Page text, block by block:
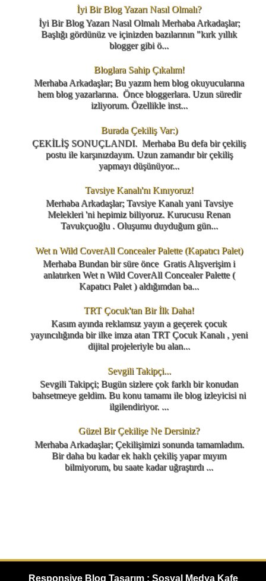
İyi Bir Blog Yazarı Nasıl Olmalı?
İyi Bir Blog Yazarı Nasıl Olmalı Merhaba Arkadaşlar;
Başlığı gördünüz ve içinizden bazılarının "kırk yıllık
blogger gibi ö...
Bloglara Sahip Çıkalım!
Merhaba Arkadaşlar; Bu yazım hem blog okuyucularına
hem blog yazarlarına. Önce bloggerlara. Uzun süredir
izliyorum. Özellikle inst...
Burada Çekiliş Var:)
ÇEKİLİŞ SONUÇLANDI. Merhaba Bu defa bir çekiliş
postu ile karşınızdayım. Uzun zamandır bir çekiliş
yapmayı düşünüyor...
Tavsiye Kanalı'nı Kınıyoruz!
Merhaba Arkadaşlar; Tavsiye Kanalı yani Tavsiye
Melekleri 'ni hepimiz biliyoruz. Kurucusu Renan
Tavukçuoğlu . Oluşumu duyduğum gün...
Wet n Wild CoverAll Concealer Palette (Kapatıcı Palet)
Merhaba Bundan bir süre önce Gratis Alışverişim i
anlatırken Wet n Wild CoverAll Concealer Palette (
Kapatıcı Palet ) aldığımdan ba...
TRT Çocuk'tan Bir İlk Daha!
Kasım ayında reklamsız yayın a geçerek çocuk
yayıncılığında bir ilke imza atan TRT Çocuk Kanalı , yeni
dijital projeleriyle bu alan...
Sevgili Takipçi...
Sevgili Takipçi; Bugün sizlere çok farklı bir konudan
bahsetmeye geldim. Bu konu tamamı ile blog izleyicisi ni
ilgilendiriyor. ...
Güzel Bir Çekilişe Ne Dersiniz?
Merhaba Arkadaşlar; Çekilişimizi sonunda tamamladım.
Bir daha bu kadar ek haklı çekiliş yapar mıyım
bilmiyorum, bu saate kadar uğraştırdı ...
Responsive Blog Tasarım : Sosyal Medya Kafe